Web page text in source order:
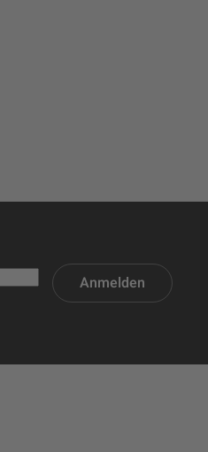
Anmelden